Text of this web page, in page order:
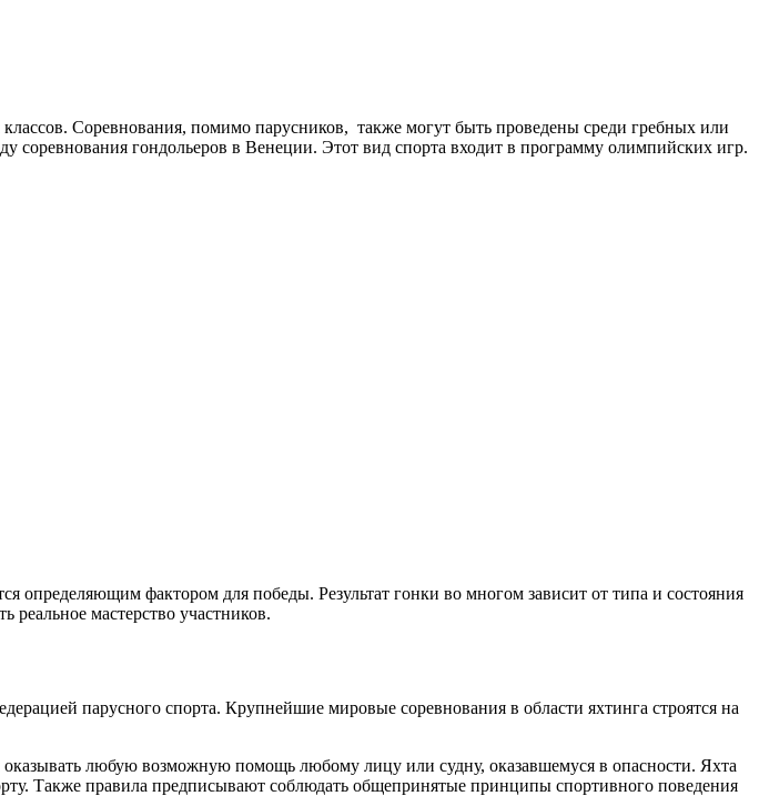
Соревнования, помимо парусников, также могут быть проведены среди гребных или
гондольеров в Венеции. Этот вид спорта входит в программу олимпийских игр.
определяющим фактором для победы. Результат гонки во многом зависит от типа и состояния
реальное мастерство участников.
парусного спорта. Крупнейшие мировые соревнования в области яхтинга строятся на
любую возможную помощь любому лицу или судну, оказавшемуся в опасности. Яхта
Также правила предписывают соблюдать общепринятые принципы спортивного поведения